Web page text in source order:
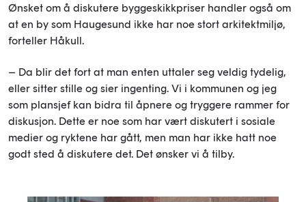
Ønsket om å diskutere byggeskikkpriser handler også om
at en by som Haugesund ikke har noe stort arkitektmiljø,
forteller Håkull.
– Da blir det fort at man enten uttaler seg veldig tydelig,
eller sitter stille og sier ingenting. Vi i kommunen og jeg
som plansjef kan bidra til åpnere og tryggere rammer for
diskusjon. Dette er noe som har vært diskutert i sosiale
medier og ryktene har gått, men man har ikke hatt noe
godt sted å diskutere det. Det ønsker vi å tilby.